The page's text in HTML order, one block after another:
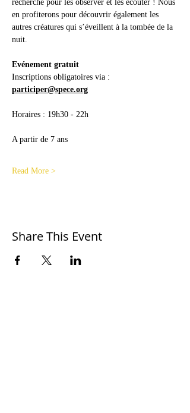
recherche pour les observer et les écouter ! Nous
en profiterons pour découvrir également les
autres créatures qui s’éveillent à la tombée de la
nuit.
Evénement gratuit
Inscriptions obligatoires via :
participer@spece.org
Horaires : 19h30 - 22h
A partir de 7 ans
Read More >
Share This Event